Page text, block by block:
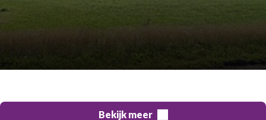
Bekijk meer